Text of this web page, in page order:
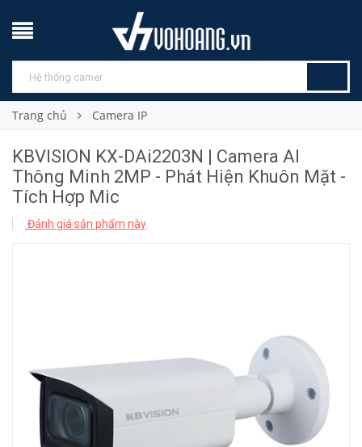
Trang chủ Camera IP
KBVISION KX-DAi2203N | Camera AI
Thông Minh 2MP - Phát Hiện Khuôn Mặt -
Tích Hợp Mic
Đánh giá sản phẩm này